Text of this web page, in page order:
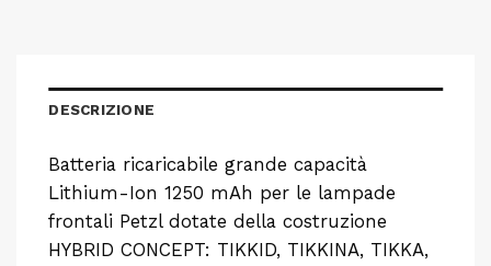
DESCRIZIONE
Batteria ricaricabile grande capacità
Lithium-Ion 1250 mAh per le lampade
frontali Petzl dotate della costruzione
HYBRID CONCEPT: TIKKID, TIKKINA, TIKKA,